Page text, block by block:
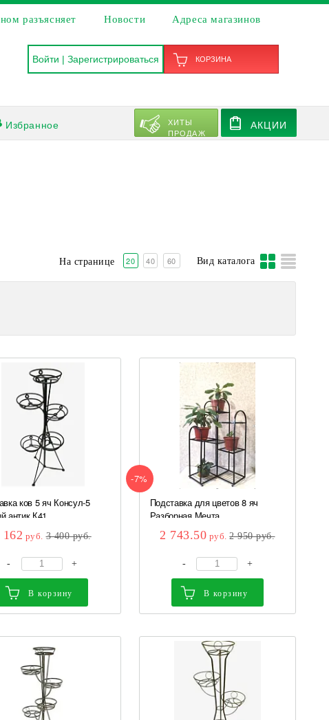
разъясняет Новости Адреса магазинов
Войти | Зарегистрироваться КОРЗИНА
Избранное
ХИТЫ
ПРОДАЖ
АКЦИИ
На странице 20 40 60 Вид каталога
ков 5 яч Консул-5
антик К41
162 руб. 3 400руб.
- +
В корзину
-7%
Подставка для цветов 8 яч
Разборная Мечта...
2 743.50 руб. 2 950руб.
- +
В корзину